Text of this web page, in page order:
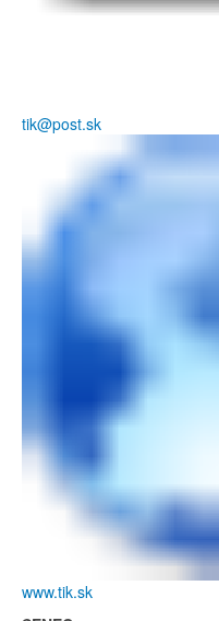
tik@post.sk
www.tik.sk